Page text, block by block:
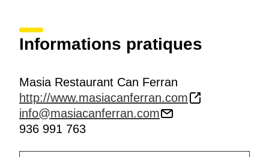
Informations pratiques
Masia Restaurant Can Ferran
http://www.masiacanferran.com
info@masiacanferran.com
936 991 763